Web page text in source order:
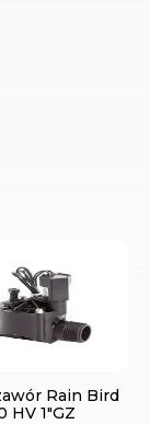
Rain Bird
HV 1"GZ